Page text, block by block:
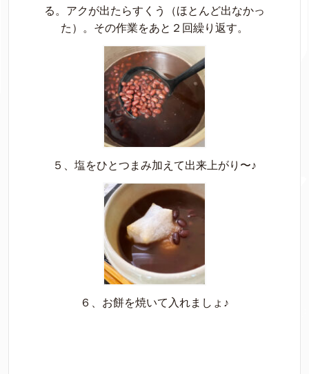
る。アクが出たらすくう（ほとんど出なかっ
た）。その作業をあと２回繰り返す。
５、塩をひとつまみ加えて出来上がり〜♪
６、お餅を焼いて入れましょ♪